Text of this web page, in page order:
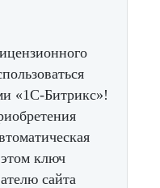
«1С-Битрикс»!
ключ
сайта